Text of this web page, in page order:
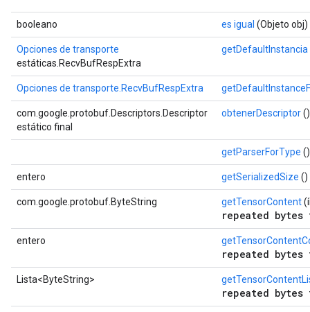
booleano es igual (Objeto obj)
Opciones de transporte
estáticas.RecvBufRespExtra
getDefaultInstancia
Opciones de transporte.RecvBufRespExtra
com.google.protobuf.Descriptors.Descriptor
estático final
obtenerDescriptor()
getParserForType ()
entero getSerializedSize ()
com.google.protobuf.ByteString getTensorContent
repeated
entero
repeated
Lista<ByteString>
repeated